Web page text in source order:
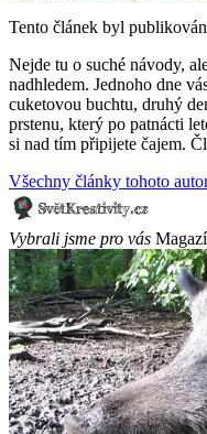
Tento článek byl
Nejde tu o suché návody,
nadhledem. Jednoho dne
cuketovou buchtu, druhý
prstenu, který po patnácti
si nad tím připijete čajem.
Všechny články tohoto
Vybrali jsme pro vás